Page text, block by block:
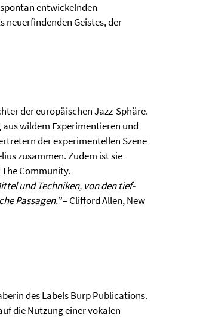
entwickelnden
neuerfindenden Geistes, der
der europäischen Jazz-Sphäre.
wildem Experimentieren und
der experimentellen Szene
zusammen. Zudem ist sie
Community.
und Techniken, von den tief-
Passagen.”– Clifford Allen, New
des Labels Burp Publications.
die Nutzung einer vokalen